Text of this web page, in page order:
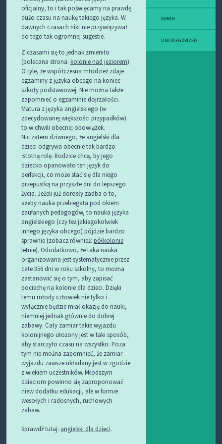
oficjalny, to i tak poświęcamy na prawdę
dużo czasu na naukę takiego języka. W
dawnych czasach nikt nie przywiązywał
do tego tak ogromnej sugestie.
Z czasami się to jednak zmieniło
(polecana strona: kolonie nad jeziorem).
O tyle, że współczesna młodzież zdaje
egzaminy z języka obcego na koniec
szkoły podstawowej. Nie można także
zapomnieć o egzaminie dojrzałości.
Matura z języka angielskiego (w
zdecydowanej większości przypadków)
to w chwili obecnej obowiązek.
Nic zatem dziwnego, że angielski dla
dzieci odgrywa obecnie tak bardzo
istotną rolę. Rodzice chcą, by jego
dziecko opanowało ten język do
perfekcji, co może stać się dla niego
przepustką na przyszłe dni do lepszego
życia. Jeżeli już dorosły zadba o to,
ażeby nauka przebiegała pod okiem
zaufanych pedagogów, to nauka języka
angielskiego (czy też jakiegokolwiek
innego języka obcego) pójdzie bardzo
sprawnie (zobacz również: półkolonie
letnie). Ododatkowo, że taka nauka
organizowana jest systematycznie przez
całe 356 dni w roku szkolny, to można
zastanowić się o tym, aby zapisać
pociechę na kolonie dla dzieci. Dzięki
temu młody człowiek nie tylko i
wyłącznie będzie miał okazję do nauki,
niemniej jednak głównie do dobrej
zabawy. Cały zamiar takie wyjazdu
kolonijnego ułożony jest w taki sposób,
aby starczyło czasu na wszystko. Poza
tym nie można zapomnieć, że zamiar
wyjazdu zawsze układany jest w zgodzie
z wiekiem uczestników. Młodszym
dzieciom powinno się zaproponować
niew dodatku edukacji, ale w formie
wesołych i radosnych, ruchowych
zabaw.
Sprawdź tutaj: angielski dla dzieci.
ADMIN
UNCATEGORIZED